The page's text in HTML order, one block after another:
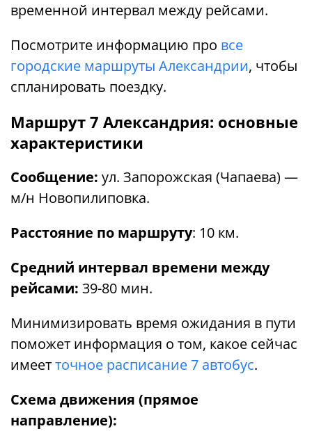
временной интервал между рейсами.
Посмотрите информацию про все
городские маршруты Александрии, чтобы
спланировать поездку.
Маршрут 7 Александрия: основные
характеристики
Сообщение: ул. Запорожская (Чапаева) —
м/н Новопилиповка.
Расстояние по маршруту: 10 км.
Средний интервал времени между
рейсами: 39-80 мин.
Минимизировать время ожидания в пути
поможет информация о том, какое сейчас
имеетточное расписание 7 автобус.
Схема движения (прямое
направление):